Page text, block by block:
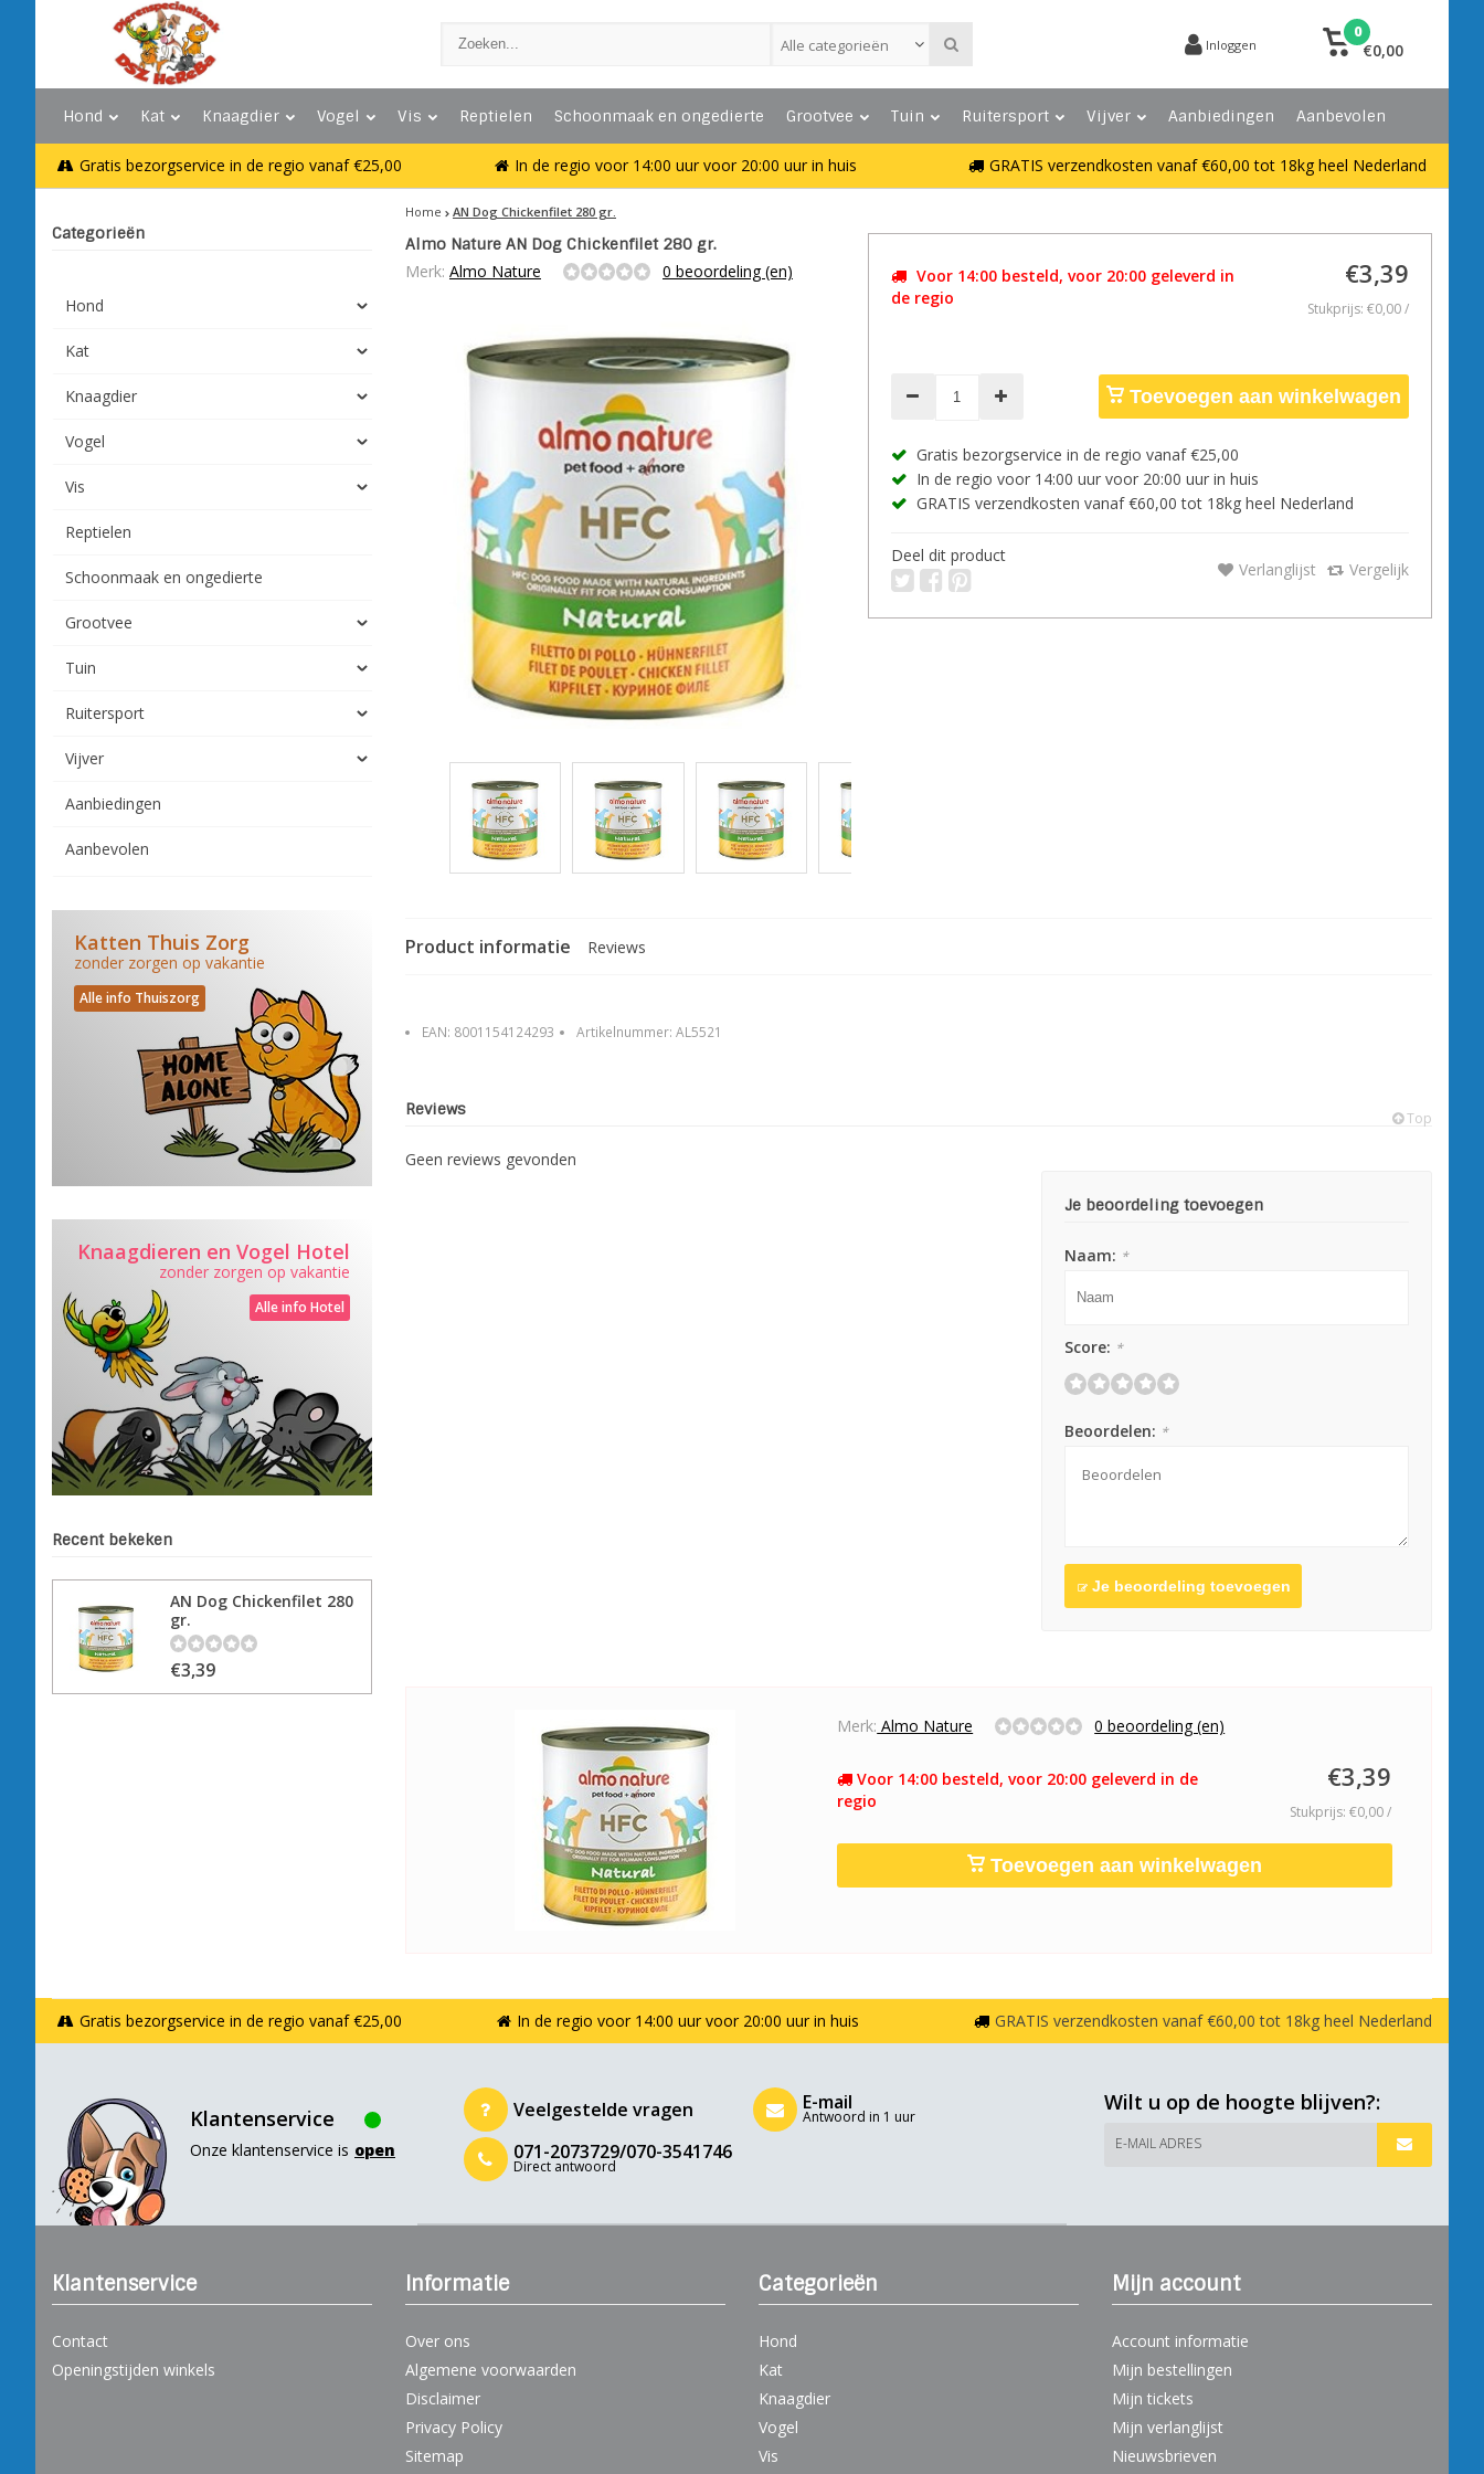
Alle categorieën Inloggen
0
€0,00
Hond Kat Knaagdier Vogel Vis Reptielen Schoonmaak en ongedierte Grootvee Tuin Ruitersport Vijver Aanbiedingen Aanbevolen
Gratis bezorgservice in de regio vanaf €25,00 In de regio voor 14:00 uur voor 20:00 uur in huis GRATIS verzendkosten vanaf €60,00 tot 18kg heel Nederland
Categorieën
Hond
Kat
Knaagdier
Vogel
Vis
Reptielen
Schoonmaak en ongedierte
Grootvee
Tuin
Ruitersport
Vijver
Aanbiedingen
Aanbevolen
Katten Thuis Zorg
zonder zorgen op vakantie
Alle info Thuiszorg
Knaagdieren en Vogel Hotel
zonder zorgen op vakantie
Alle info Hotel
Recent bekeken
AN Dog Chickenfilet 280
gr.
€3,39
Home AN Dog Chickenfilet 280 gr.
Almo Nature AN Dog Chickenfilet 280 gr.
Merk: Almo Nature 0 beoordeling (en)
Voor 14:00 besteld, voor 20:00 geleverd in
de regio
€3,39
Stukprijs: €0,00 /
Toevoegen aan winkelwagen
Gratis bezorgservice in de regio vanaf €25,00
In de regio voor 14:00 uur voor 20:00 uur in huis
GRATIS verzendkosten vanaf €60,00 tot 18kg heel Nederland
Deel dit product
Verlanglijst Vergelijk
Product informatie Reviews
EAN: 8001154124293 Artikelnummer: AL5521
Reviews Top
Geen reviews gevonden
Je beoordeling toevoegen
Naam: *
Score: *
Beoordelen: *
Je beoordeling toevoegen
Merk: Almo Nature 0 beoordeling (en)
Voor 14:00 besteld, voor 20:00 geleverd in de
regio
€3,39
Stukprijs: €0,00 /
Toevoegen aan winkelwagen
Gratis bezorgservice in de regio vanaf €25,00 In de regio voor 14:00 uur voor 20:00 uur in huis GRATIS verzendkosten vanaf €60,00 tot 18kg heel Nederland
Klantenservice
Onze klantenservice is open
Veelgestelde vragen
071-2073729/070-3541746
Direct antwoord
E-mail
Antwoord in 1 uur
Wilt u op de hoogte blijven?:
E-MAIL ADRES
Klantenservice
Contact
Openingstijden winkels
Informatie
Over ons
Algemene voorwaarden
Disclaimer
Privacy Policy
Sitemap
Categorieën
Hond
Kat
Knaagdier
Vogel
Vis
Mijn account
Account informatie
Mijn bestellingen
Mijn tickets
Mijn verlanglijst
Nieuwsbrieven